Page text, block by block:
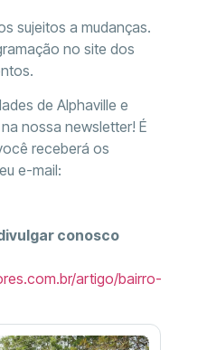
sujeitos a mudanças.
no site dos
de Alphaville e
nossa newsletter! É
receberá os
e-mail:
conosco
artigo/bairro-